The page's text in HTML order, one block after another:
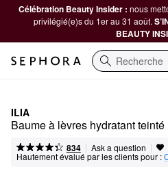
Célébration Beauty Insider : nous
privilégié(e)s du 1er au 31 août.
BEAUTY
Recherche
ILIA
Baume à lèvres hydratant
834 | Ask a question |
Hautement évalué par les clients pour :